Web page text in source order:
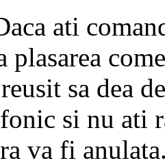
ati
plasarea
sa dea
si nu ati
va fi